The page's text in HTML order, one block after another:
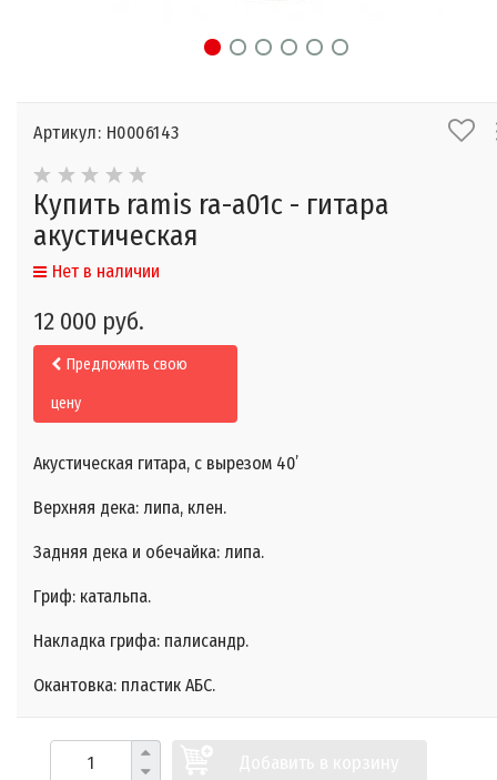
Артикул: Н0006143
Купить ramis ra-a01c - гитара
акустическая
Нет в наличии
12 000 руб.
Предложить свою
цену
Акустическая гитара, с вырезом 40’
Верхняя дека: липа, клен.
Задняя дека и обечайка: липа.
Гриф: катальпа.
Накладка грифа: палисандр.
Окантовка: пластик АБС.